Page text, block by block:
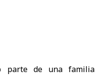
parte de una familia